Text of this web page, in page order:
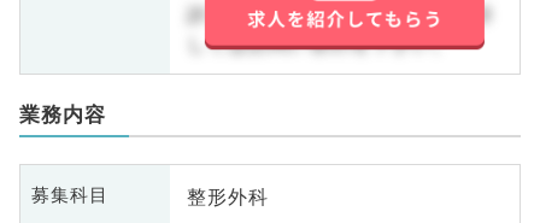
詳しくはお問い合わせ下さい。詳
しくはお問い合わせ下さい。
業務内容
募集科目 整形外科